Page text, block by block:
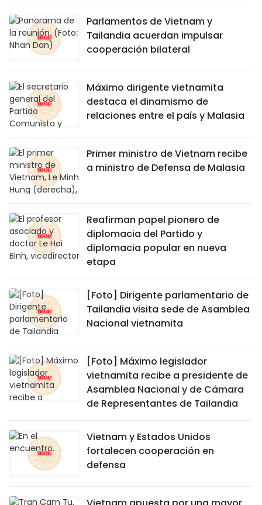
Parlamentos de Vietnam y
Tailandia acuerdan impulsar
cooperación bilateral
Máximo dirigente vietnamita
destaca el dinamismo de
relaciones entre el país y Malasia
Primer ministro de Vietnam recibe
a ministro de Defensa de Malasia
Reafirman papel pionero de
diplomacia del Partido y
diplomacia popular en nueva
etapa
[Foto] Dirigente parlamentario de
Tailandia visita sede de Asamblea
Nacional vietnamita
[Foto] Máximo legislador
vietnamita recibe a presidente de
Asamblea Nacional y de Cámara
de Representantes de Tailandia
Vietnam y Estados Unidos
fortalecen cooperación en
defensa